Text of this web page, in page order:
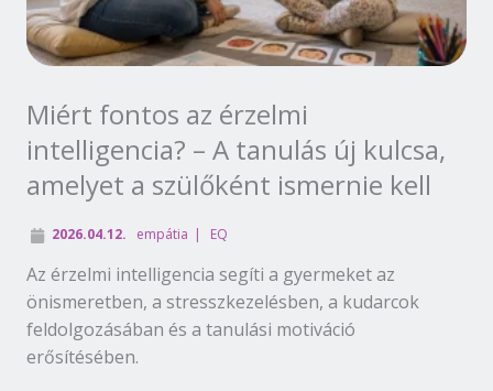
Miért fontos az érzelmi
intelligencia? – A tanulás új kulcsa,
amelyet a szülőként ismernie kell
2026.04.12. empátia EQ
Az érzelmi intelligencia segíti a gyermeket az
önismeretben, a stresszkezelésben, a kudarcok
feldolgozásában és a tanulási motiváció
erősítésében.